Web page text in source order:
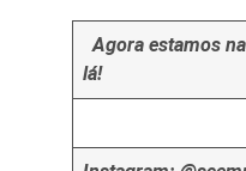
Agora estamos
lá!